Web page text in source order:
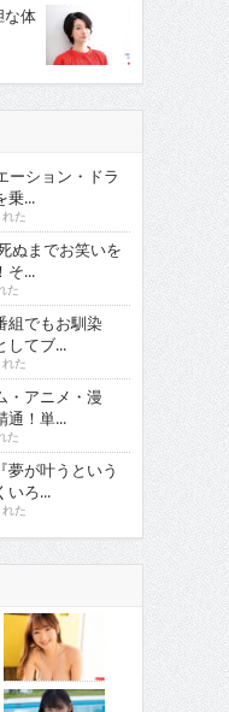
体
ション・ドラ
乗...
た
ぬまでお笑いを
そ...
た
でもお馴染
してブ...
た
アニメ・漫
通！単...
た
が叶うという
いろ...
た